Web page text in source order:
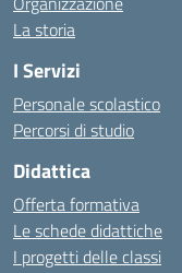
La storia
I Servizi
Personale scolastico
Percorsi di studio
Didattica
Offerta formativa
Le schede didattiche
I progetti delle classi